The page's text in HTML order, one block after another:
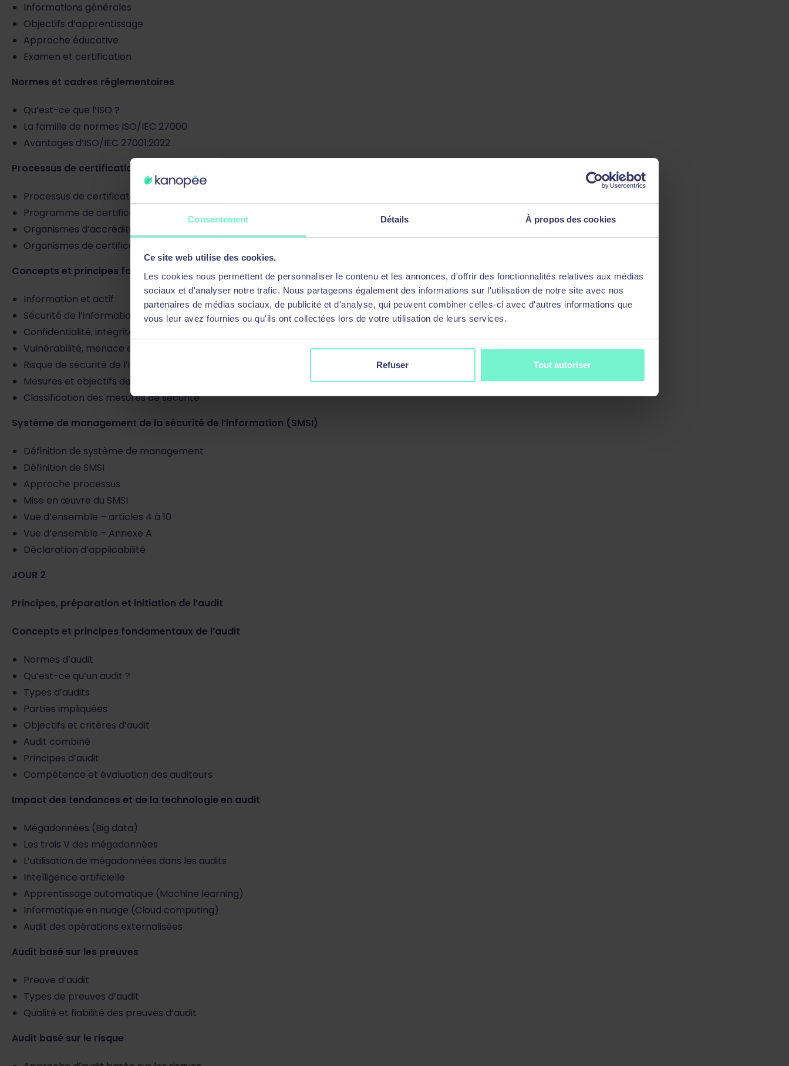
Consentement Détails À propos des cookies
Ce site web utilise des cookies.
Les cookies nous permettent de personnaliser le contenu et les annonces, d'offrir des fonctionnalités relatives aux médias
sociaux et d'analyser notre trafic. Nous partageons également des informations sur l'utilisation de notre site avec nos
partenaires de médias sociaux, de publicité et d'analyse, qui peuvent combiner celles-ci avec d'autres informations que
vous leur avez fournies ou qu'ils ont collectées lors de votre utilisation de leurs services.
Refuser Tout autoriser
Informations générales
Objectifs d’apprentissage
Approche éducative
Examen et certification
Normes et cadres réglementaires
Qu’est-ce que l’ISO ?
La famille de normes ISO/IEC 27000
Avantages d’ISO/IEC 27001:2022
Processus de certification ISO 27001 Lead Auditor
Processus de certification
Programme de certification
Organismes d’accréditation
Organismes de certification
Concepts et principes fondamentaux de la sécurité de l’information
Information et actif
Sécurité de l’information
Confidentialité, intégrité et disponibilité
Vulnérabilité, menace et impact
Risque de sécurité de l’information
Mesures et objectifs des mesures de sécurité
Classification des mesures de sécurité
Système de management de la sécurité de l’information (SMSI)
Définition de système de management
Définition de SMSI
Approche processus
Mise en œuvre du SMSI
Vue d’ensemble – articles 4 à 10
Vue d’ensemble – Annexe A
Déclaration d’applicabilité
JOUR 2
Principes, préparation et initiation de l’audit
Concepts et principes fondamentaux de l’audit
Normes d’audit
Qu’est-ce qu’un audit ?
Types d’audits
Parties impliquées
Objectifs et critères d’audit
Audit combiné
Principes d’audit
Compétence et évaluation des auditeurs
Impact des tendances et de la technologie en audit
Mégadonnées (Big data)
Les trois V des mégadonnées
L’utilisation de mégadonnées dans les audits
Intelligence artificielle
Apprentissage automatique (Machine learning)
Informatique en nuage (Cloud computing)
Audit des opérations externalisées
Audit basé sur les preuves
Preuve d’audit
Types de preuves d’audit
Qualité et fiabilité des preuves d’audit
Audit basé sur le risque